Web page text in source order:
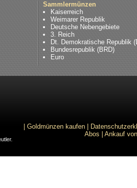
Sammlermünzen
Kaiserreich
Weimarer Republik
Deutsche Nebengebiete
3. Reich
Dt. Demokratische Republik
Bundesrepublik (BRD)
Euro
Goldmünzen kaufen
Abos
Ankauf